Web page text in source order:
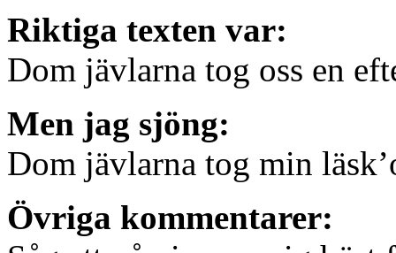
Riktiga texten var:
Dom jävlarna tog oss en
Men jag sjöng:
Dom jävlarna tog min
Övriga kommentarer: